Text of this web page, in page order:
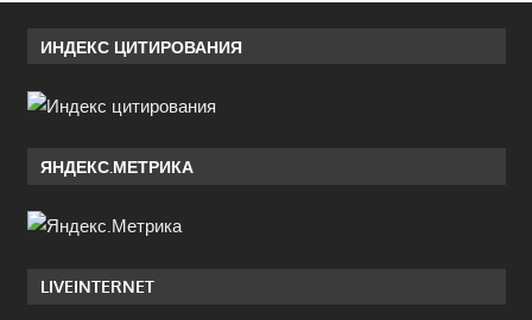
ИНДЕКС ЦИТИРОВАНИЯ
ЯНДЕКС.МЕТРИКА
LIVEINTERNET